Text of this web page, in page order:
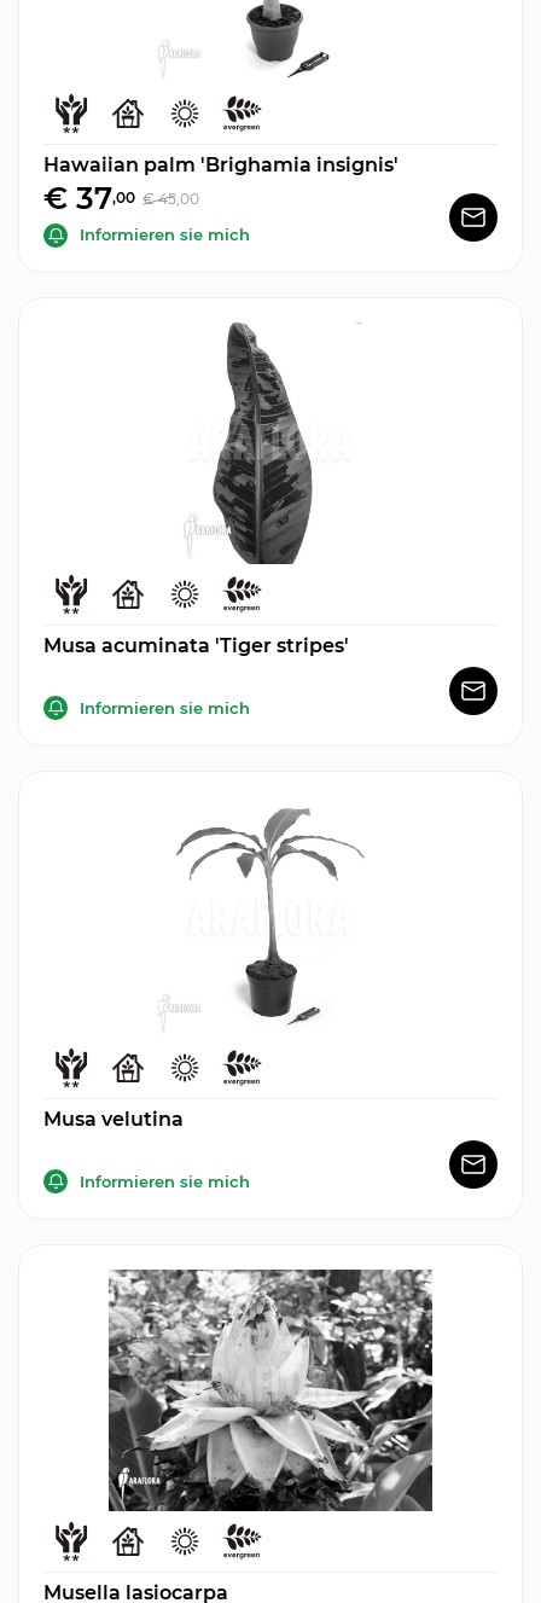
Hawaiian palm 'Brighamia insignis'
€ 37,00 € 45,00
Informieren sie mich
Musa acuminata 'Tiger stripes'
Informieren sie mich
Musa velutina
Informieren sie mich
Musella lasiocarpa